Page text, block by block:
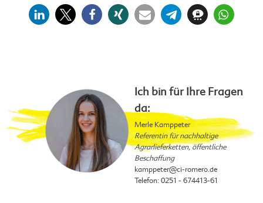
Ich bin für Ihre Fragen
da:
Merle Kamppeter
Referentin für nachhaltige
Agrarlieferketten, öffentliche
Beschaffung
kamppeter@ci-romero.de
Telefon: 0251 - 674413-61